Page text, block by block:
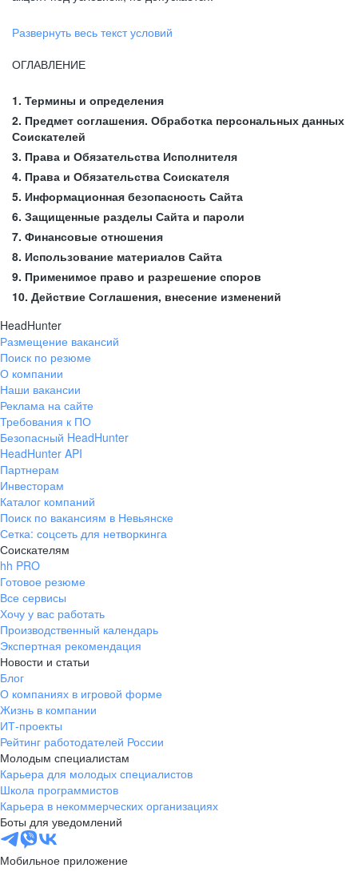
Развернуть весь текст условий
ОГЛАВЛЕНИЕ
1. Термины и определения
2. Предмет соглашения. Обработка персональных данных
Соискателей
3. Права и Обязательства Исполнителя
4. Права и Обязательства Соискателя
5. Информационная безопасность Сайта
6. Защищенные разделы Сайта и пароли
7. Финансовые отношения
8. Использование материалов Сайта
9. Применимое право и разрешение споров
10. Действие Соглашения, внесение изменений
HeadHunter
Размещение вакансий
Поиск по резюме
О компании
Наши вакансии
Реклама на сайте
Требования к ПО
Безопасный HeadHunter
HeadHunter API
Партнерам
Инвесторам
Каталог компаний
Поиск по вакансиям в Невьянске
Сетка: соцсеть для нетворкинга
Соискателям
hh PRO
Готовое резюме
Все сервисы
Хочу у вас работать
Производственный календарь
Экспертная рекомендация
Новости и статьи
Блог
О компаниях в игровой форме
Жизнь в компании
ИТ-проекты
Рейтинг работодателей России
Молодым специалистам
Карьера для молодых специалистов
Школа программистов
Карьера в некоммерческих организациях
Боты для уведомлений
Мобильное приложение